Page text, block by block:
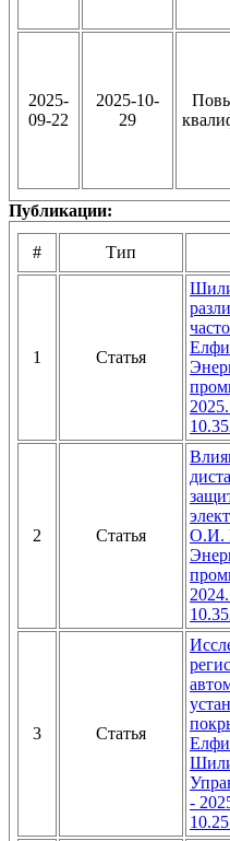
2025-
09-22
2025-10-
29
Публикации:
# Тип
1 Статья
2 Статья
О.И.
3 Статья
-